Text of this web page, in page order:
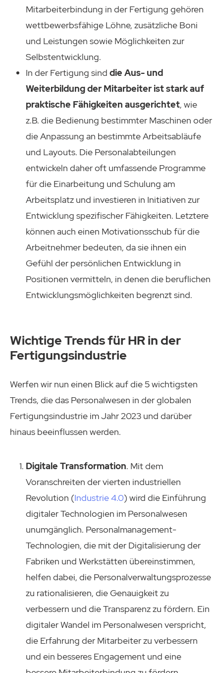
Mitarbeiterbindung in der Fertigung gehören
wettbewerbsfähige Löhne, zusätzliche Boni
und Leistungen sowie Möglichkeiten zur
Selbstentwicklung.
In der Fertigung sind die Aus- und
Weiterbildung der Mitarbeiter ist stark auf
praktische Fähigkeiten ausgerichtet, wie
z.B. die Bedienung bestimmter Maschinen oder
die Anpassung an bestimmte Arbeitsabläufe
und Layouts. Die Personalabteilungen
entwickeln daher oft umfassende Programme
für die Einarbeitung und Schulung am
Arbeitsplatz und investieren in Initiativen zur
Entwicklung spezifischer Fähigkeiten. Letztere
können auch einen Motivationsschub für die
Arbeitnehmer bedeuten, da sie ihnen ein
Gefühl der persönlichen Entwicklung in
Positionen vermitteln, in denen die beruflichen
Entwicklungsmöglichkeiten begrenzt sind.
Wichtige Trends für HR in der
Fertigungsindustrie
Werfen wir nun einen Blick auf die 5 wichtigsten
Trends, die das Personalwesen in der globalen
Fertigungsindustrie im Jahr 2023 und darüber
hinaus beeinflussen werden.
Digitale Transformation. Mit dem
Voranschreiten der vierten industriellen
Revolution (Industrie 4.0) wird die Einführung
digitaler Technologien im Personalwesen
unumgänglich. Personalmanagement-
Technologien, die mit der Digitalisierung der
Fabriken und Werkstätten übereinstimmen,
helfen dabei, die Personalverwaltungsprozesse
zu rationalisieren, die Genauigkeit zu
verbessern und die Transparenz zu fördern. Ein
digitaler Wandel im Personalwesen verspricht,
die Erfahrung der Mitarbeiter zu verbessern
und ein besseres Engagement und eine